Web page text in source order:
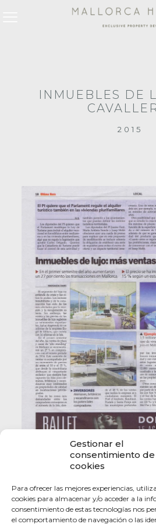
Gestionar el
consentimiento de
cookies
Para ofrecer las mejores experiencias,
cookies para almacenar y/o acceder a la
consentimiento de estas tecnologías nos
el comportamiento de navegación o las
INMUEBLES DE
2015